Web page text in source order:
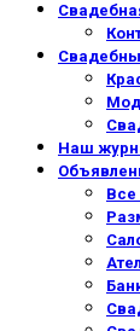
Наш
Все